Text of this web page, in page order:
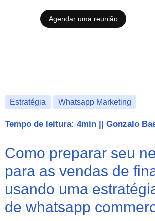
Agendar uma reunião
Estratégia Whatsapp Marketing
Tempo de leitura: 4min || Gonzalo
Como preparar seu
para as vendas de
usando uma
de whatsapp